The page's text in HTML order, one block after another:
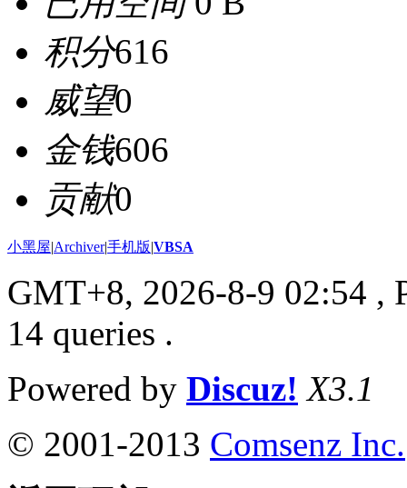
积分616
威望0
金钱606
贡献0
小黑屋|Archiver|手机版|VBSA
GMT+8, 2026-8-9 02:54 ,
14 queries .
Powered by Discuz! X3.1
© 2001-2013 Comsenz Inc.